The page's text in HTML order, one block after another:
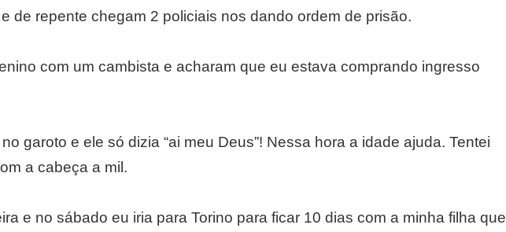
de repente chegam 2 policiais nos dando ordem de prisão.
com um cambista e acharam que eu estava comprando ingresso
garoto e ele só dizia “ai meu Deus”! Nessa hora a idade ajuda. Tentei
a cabeça a mil.
e no sábado eu iria para Torino para ficar 10 dias com a minha filha que